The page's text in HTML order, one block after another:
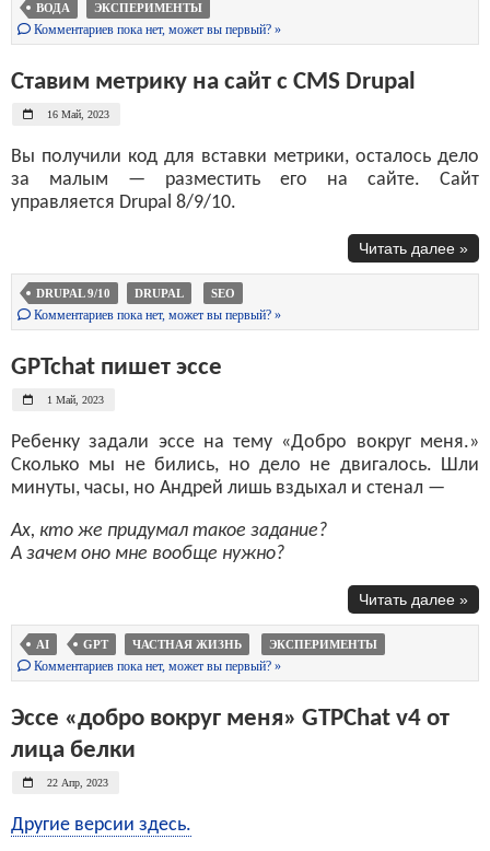
ВОДА ЭКСПЕРИМЕНТЫ
Комментариев пока нет, может вы первый? »
Ставим метрику на сайт с CMS Drupal
16 Май, 2023
Вы получили код для вставки метрики, осталось дело
за малым — разместить его на сайте. Сайт
управляется Drupal 8/9/10.
Читать далее »
DRUPAL 9/10 DRUPAL SEO
Комментариев пока нет, может вы первый? »
GPTchat пишет эссе
1 Май, 2023
Ребенку задали эссе на тему «Добро вокруг меня.»
Сколько мы не бились, но дело не двигалось. Шли
минуты, часы, но Андрей лишь вздыхал и стенал —
Ах, кто же придумал такое задание?
А зачем оно мне вообще нужно?
Читать далее »
AI GPT ЧАСТНАЯ ЖИЗНЬ ЭКСПЕРИМЕНТЫ
Комментариев пока нет, может вы первый? »
Эссе «добро вокруг меня» GTPChat v4 от
лица белки
22 Апр, 2023
Другие версии здесь.